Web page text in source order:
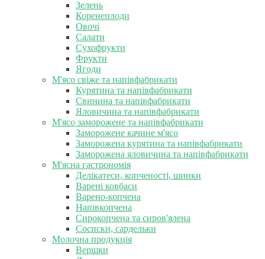
Зелень
Коренеплоди
Овочі
Салати
Сухофрукти
Фрукти
Ягоди
М'ясо свіже та напівфабрикати
Курятина та напівфабрикати
Свинина та напівфабрикати
Яловичина та напівфабрикати
М'ясо заморожене та напівфабрикати
Заморожене качине м'ясо
Заморожена курятина та напівфабрикати
Заморожена яловичина та напівфабрикати
М'ясна гастрономія
Делікатеси, копченості, шинки
Варені ковбаси
Варено-копчена
Напівкопчена
Сирокопчена та сиров'ялена
Сосиски, сардельки
Молочна продукція
Вершки